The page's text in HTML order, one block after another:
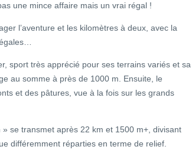
une mince affaire mais un vrai régal !
l’aventure et les kilomètres à deux, avec la
sport très apprécié pour ses terrains variés et sa
au somme à près de 1000 m. Ensuite, le
et des pâtures, vue à la fois sur les grands
se transmet après 22 km et 1500 m+, divisant
différemment réparties en terme de relief.